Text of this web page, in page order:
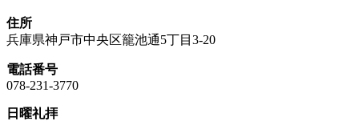
住所
兵庫県神戸市中央区籠池通5丁目3-20
電話番号
078-231-3770
日曜礼拝